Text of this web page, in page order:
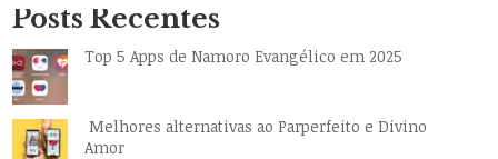
Posts Recentes
Top 5 Apps de Namoro Evangélico em 2025
Melhores alternativas ao Parperfeito e Divino
Amor